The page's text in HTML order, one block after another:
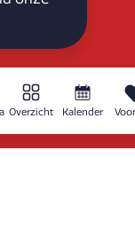
Overzicht Kalender